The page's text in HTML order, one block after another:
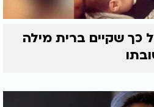
כך שקיים ברית מילה